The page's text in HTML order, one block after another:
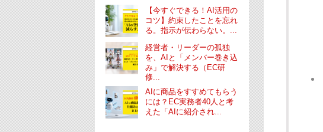
【今すぐできる！AI活用の
コツ】約束したことを忘れ
る。指示が伝わらない。...
経営者・リーダーの孤独
を、AIと「メンバー巻き込
み」で解決する（EC研
修...
AIに商品をすすめてもらう
には？EC実務者40人と考
えた「AIに紹介され...